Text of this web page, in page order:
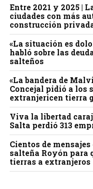
Entre 2021 y 2025 |
ciudades con más
construcción
«La situación es
habló sobre las
salteños
«La bandera de
Concejal pidió a los
extranjericen tierra
Viva la libertad
Salta perdió 313
Cientos de
salteña Royón para
tierras a extranjeros